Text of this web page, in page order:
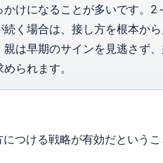
かけになることが多いです。2
続く場合は、接し方を根本か
は早期のサインを見逃さず
られます。
つける戦略が有効だという